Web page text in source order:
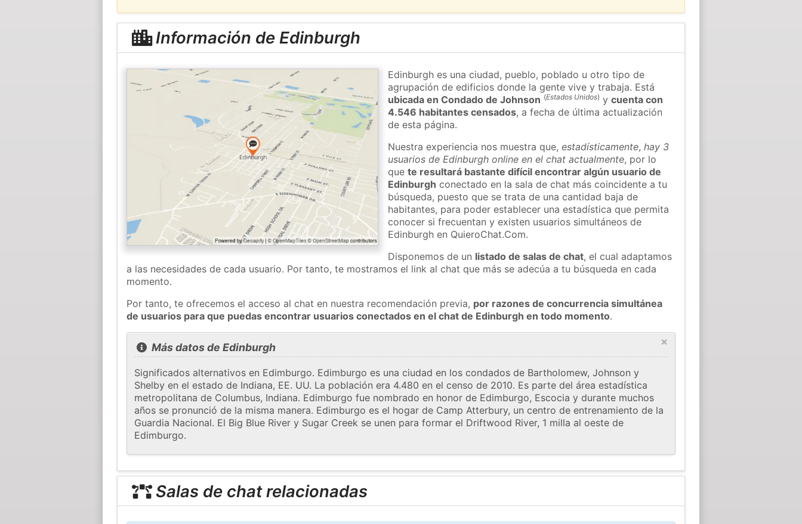
Información de Edinburgh
Edinburgh es una ciudad, pueblo, poblado u otro tipo de
agrupación de edificios donde la gente vive y trabaja. Está
ubicada en Condado de Johnson (Estados Unidos) ycuenta con
4.546 habitantes censados, a fecha de última actualización
de esta página.
Nuestra experiencia nos muestra que,estadísticamente,hay 3
usuarios de Edinburgh online en el chat actualmente, por lo
quete resultará bastante difícil encontrar algún usuario de
Edinburgh conectado en la sala de chat más coincidente a tu
búsqueda, puesto que se trata de una cantidad baja de
habitantes, para poder establecer una estadística que permita
conocer si frecuentan y existen usuarios simultáneos de
Edinburgh en QuieroChat.Com.
Disponemos de un listado de salas de chat, el cual adaptamos
a las necesidades de cada usuario. Por tanto, te mostramos el link al chat que más se adecúa a tu búsqueda en cada
momento.
Por tanto, te ofrecemos el acceso al chat en nuestra recomendación previa, por razones de concurrencia simultánea
de usuarios para que puedas encontrar usuarios conectados en el chat de Edinburgh en todo momento.
×
Más datos de Edinburgh
Significados alternativos en Edimburgo. Edimburgo es una ciudad en los condados de Bartholomew, Johnson y
Shelby en el estado de Indiana, EE. UU. La población era 4.480 en el censo de 2010. Es parte del área estadística
metropolitana de Columbus, Indiana. Edimburgo fue nombrado en honor de Edimburgo, Escocia y durante muchos
años se pronunció de la misma manera. Edimburgo es el hogar de Camp Atterbury, un centro de entrenamiento de la
Guardia Nacional. El Big Blue River y Sugar Creek se unen para formar el Driftwood River, 1 milla al oeste de
Edimburgo.
Salas de chat relacionadas